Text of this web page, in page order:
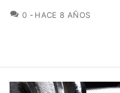
0 COMENTARIOS
HACE 8 AÑOS